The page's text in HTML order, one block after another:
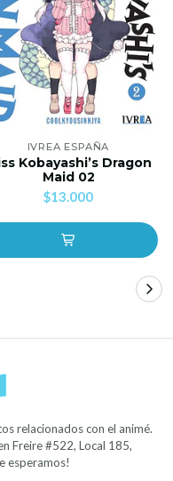
IVREA ESPAÑA
Kobayashi’s Dragon
Maid 02
$13.000
relacionados con el animé.
Freire #522, Local 185,
esperamos!